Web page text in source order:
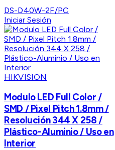
DS-D40W-2F/PC
Iniciar Sesión
HIKVISION
Modulo LED Full Color /
SMD / Pixel Pitch 1.8mm /
Resolución 344 X 258 /
Plástico-Aluminio / Uso en
Interior